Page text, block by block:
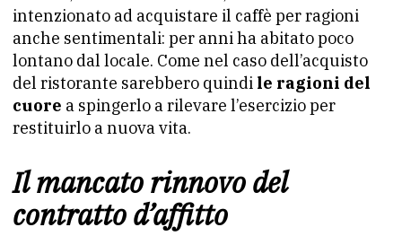
intenzionato ad acquistare il caffè per ragioni
anche sentimentali: per anni ha abitato poco
lontano dal locale. Come nel caso dell’acquisto
del ristorante sarebbero quindi le ragioni del
cuore a spingerlo a rilevare l’esercizio per
restituirlo a nuova vita.
Il mancato rinnovo del
contratto d’affitto